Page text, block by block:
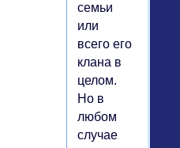
семьи
или
всего его
клана в
целом.
Но в
любом
случае